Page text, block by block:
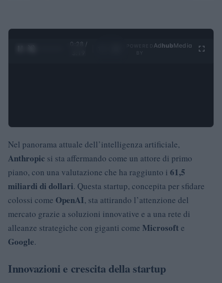
0:29 /
Ad hubMedia
Nel panorama attuale dell’intelligenza artificiale,
Anthropic si sta affermando come un attore di primo
piano, con una valutazione che ha raggiunto i 61,5
miliardi di dollari. Questa startup, concepita per sfidare
colossi come OpenAI, sta attirando l’attenzione del
mercato grazie a soluzioni innovative e a una rete di
alleanze strategiche con giganti come Microsoft e
Google.
Innovazioni e crescita della startup